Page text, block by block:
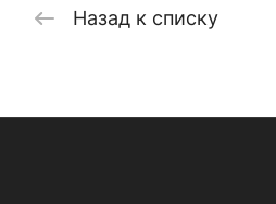
Назад к списку